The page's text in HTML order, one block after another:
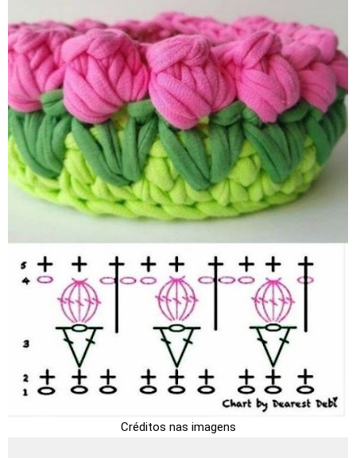
Créditos nas imagens